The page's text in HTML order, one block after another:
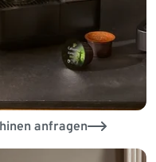
anfragen